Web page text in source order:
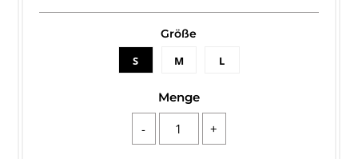
Größe
S
M L
Menge
- +